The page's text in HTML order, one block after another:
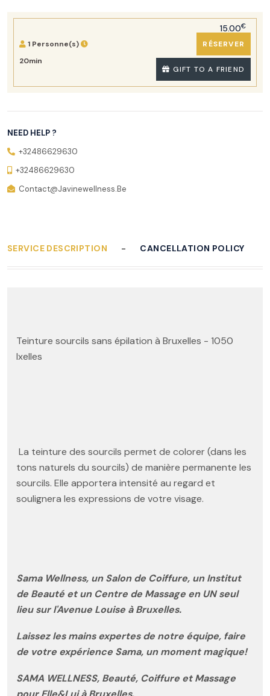
1 Personne(s)
20min
15.00€
RÉSERVER
GIFT TO A FRIEND
NEED HELP ?
+32486629630
+32486629630
Contact@javinewellness.be
SERVICE DESCRIPTION CANCELLATION POLICY
Teinture sourcils sans épilation à Bruxelles - 1050
Ixelles
La teinture des sourcils permet de colorer (dans les
tons naturels du sourcils) de manière permanente les
sourcils. Elle apportera intensité au regard et
soulignera les expressions de votre visage.
Sama Wellness, un Salon de Coiffure, un Institut
de Beauté et un Centre de Massage en UN seul
lieu sur l'Avenue Louise à Bruxelles.
Laissez les mains expertes de notre équipe, faire
de votre expérience Sama, un moment magique!
SAMA WELLNESS, Beauté, Coiffure et Massage